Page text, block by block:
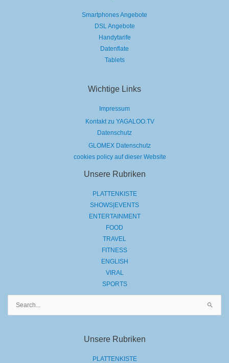
Smartphones Angebote
DSL Angebote
Handytarife
Datenflate
Tablets
Wichtige Links
Impressum
Kontakt zu YAGALOO.TV
Datenschutz
GLOMEX Datenschutz
cookies policy auf dieser Website
Unsere Rubriken
PLATTENKISTE
SHOWS|EVENTS
ENTERTAINMENT
FOOD
TRAVEL
FITNESS
ENGLISH
VIRAL
SPORTS
Unsere Rubriken
PLATTENKISTE